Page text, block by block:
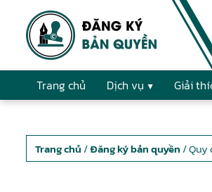
Trang chủ Dịch vụ Giải
Trang chủ /Đăng ký bản quyền / Quy